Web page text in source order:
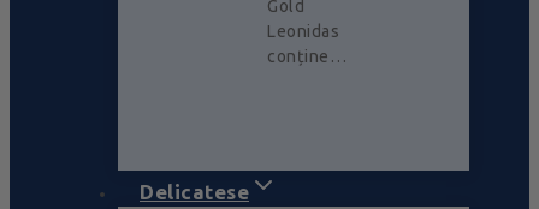
Gold
Leonidas
conține…
Delicatese